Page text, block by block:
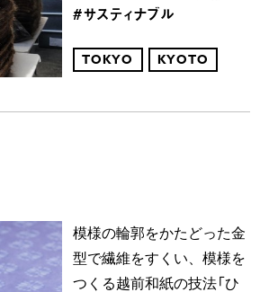
#サスティナブル
TOKYO KYOTO
模様の輪郭をかたどった金
型で繊維をすくい、模様を
つくる越前和紙の技法「ひ